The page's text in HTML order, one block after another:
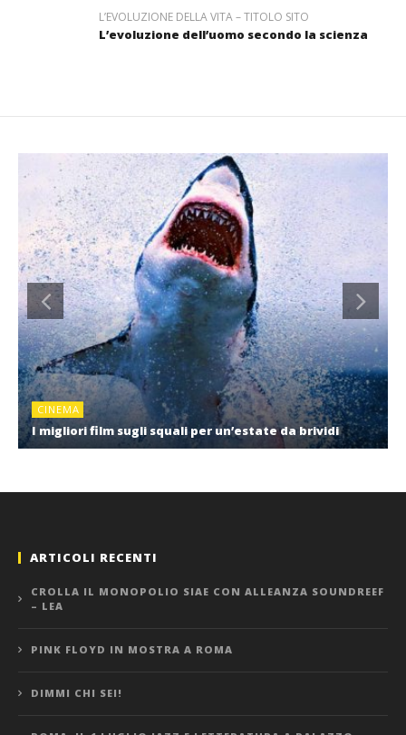
L’EVOLUZIONE DELLA VITA – TITOLO SITO
L’evoluzione dell’uomo secondo la scienza
CINEMA
I migliori film sugli squali per un’estate da brividi
ARTICOLI RECENTI
CROLLA IL MONOPOLIO SIAE CON ALLEANZA SOUNDREEF
– LEA
PINK FLOYD IN MOSTRA A ROMA
DIMMI CHI SEI!